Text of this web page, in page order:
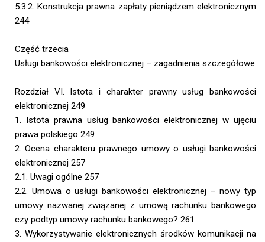
5.3.2. Konstrukcja prawna zapłaty pieniądzem elektronicznym
244
Część trzecia
Usługi bankowości elektronicznej – zagadnienia szczegółowe
Rozdział VI. Istota i charakter prawny usług bankowości
elektronicznej 249
1. Istota prawna usług bankowości elektronicznej w ujęciu
prawa polskiego 249
2. Ocena charakteru prawnego umowy o usługi bankowości
elektronicznej 257
2.1. Uwagi ogólne 257
2.2. Umowa o usługi bankowości elektronicznej – nowy typ
umowy nazwanej związanej z umową rachunku bankowego
czy podtyp umowy rachunku bankowego? 261
3. Wykorzystywanie elektronicznych środków komunikacji na